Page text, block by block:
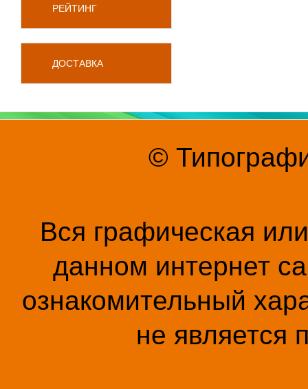
РЕЙТИНГ
ДОСТАВКА
©
Вся графическая
данном интернет
ознакомительный
не является